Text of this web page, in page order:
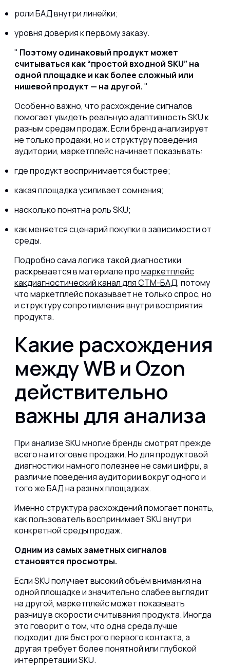
роли БАД внутри линейки;
уровня доверия к первому заказу.
Поэтому одинаковый продукт может
считываться как “простой входной SKU” на
одной площадке и как более сложный или
нишевой продукт — на другой.
Особенно важно, что расхождение сигналов
помогает увидеть реальную адаптивность SKU к
разным средам продаж. Если бренд анализирует
не только продажи, но и структуру поведения
аудитории, маркетплейс начинает показывать:
где продукт воспринимается быстрее;
какая площадка усиливает сомнения;
насколько понятна роль SKU;
как меняется сценарий покупки в зависимости от
среды.
Подробно сама логика такой диагностики
раскрывается в материале промаркетплейс
какдиагностический канал для СТМ-БАД, потому
что маркетплейс показывает не только спрос, но
и структуру сопротивления внутри восприятия
продукта.
Какие расхождения
между WB и Ozon
действительно
важны для анализа
При анализе SKU многие бренды смотрят прежде
всего на итоговые продажи. Но для продуктовой
диагностики намного полезнее не сами цифры, а
различие поведения аудитории вокруг одного и
того же БАД на разных площадках.
Именно структура расхождений помогает понять,
как пользователь воспринимает SKU внутри
конкретной среды продаж.
Одним из самых заметных сигналов
становятся просмотры.
Если SKU получает высокий объём внимания на
одной площадке и значительно слабее выглядит
на другой, маркетплейс может показывать
разницу в скорости считывания продукта. Иногда
это говорит о том, что одна среда лучше
подходит для быстрого первого контакта, а
другая требует более понятной или глубокой
интерпретации SKU.